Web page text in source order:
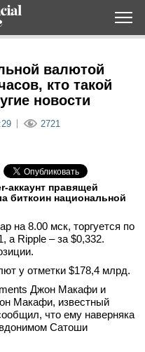
валютой
кто такой
новости
2721
аккаунт правящей
биткоин национальной
на 8.00 мск, торгуется по
а Ripple – за $0,332.
у отметки $178,4 млрд.
Джон Макафи и
Макафи, известный
что ему наверняка
Сатоши